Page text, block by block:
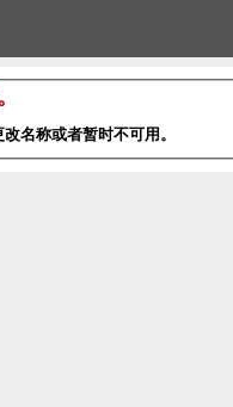
名称或者暂时不可用。